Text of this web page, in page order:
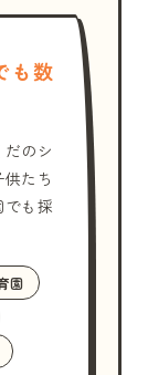
も数
のシ
たち
も採
園